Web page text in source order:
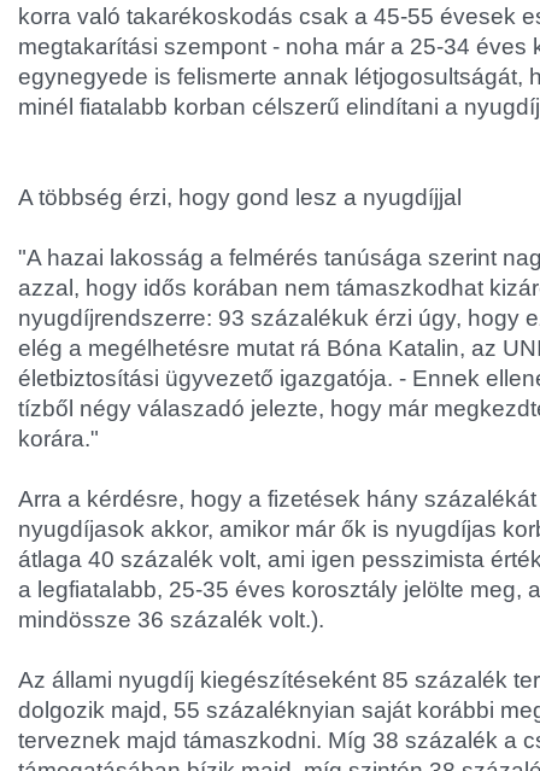
korra való takarékoskodás csak a 45-55 évesek
megtakarítási szempont - noha már a 25-34 éves
egynegyede is felismerte annak létjogosultságát,
minél fiatalabb korban célszerű elindítani a
A többség érzi, hogy gond lesz a nyugdíjjal
"A hazai lakosság a felmérés tanúsága szerint
azzal, hogy idős korában nem támaszkodhat
nyugdíjrendszerre: 93 százalékuk érzi úgy, hogy
elég a megélhetésre mutat rá Bóna Katalin, az
életbiztosítási ügyvezető igazgatója. - Ennek
tízből négy válaszadó jelezte, hogy már
korára."
Arra a kérdésre, hogy a fizetések hány
nyugdíjasok akkor, amikor már ők is nyugdíjas
átlaga 40 százalék volt, ami igen pesszimista
a legfiatalabb, 25-35 éves korosztály jelölte meg,
mindössze 36 százalék volt.).
Az állami nyugdíj kiegészítéseként 85 százalék
dolgozik majd, 55 százaléknyian saját korábbi
terveznek majd támaszkodni. Míg 38 százalék a